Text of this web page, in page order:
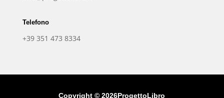
Telefono
+39 351 473 8334
Copyright © 2026ProgettoLibro